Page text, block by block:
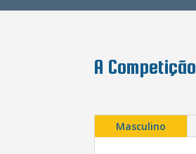
A Competição
Masculino